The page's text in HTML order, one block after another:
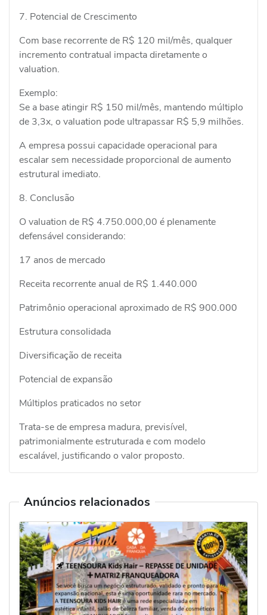
7. Potencial de Crescimento
Com base recorrente de R$ 120 mil/mês, qualquer
incremento contratual impacta diretamente o
valuation.
Exemplo:
Se a base atingir R$ 150 mil/mês, mantendo múltiplo
de 3,3x, o valuation pode ultrapassar R$ 5,9 milhões.
A empresa possui capacidade operacional para
escalar sem necessidade proporcional de aumento
estrutural imediato.
8. Conclusão
O valuation de R$ 4.750.000,00 é plenamente
defensável considerando:
17 anos de mercado
Receita recorrente anual de R$ 1.440.000
Patrimônio operacional aproximado de R$ 900.000
Estrutura consolidada
Diversificação de receita
Potencial de expansão
Múltiplos praticados no setor
Trata-se de empresa madura, previsível,
patrimonialmente estruturada e com modelo
escalável, justificando o valor proposto.
Anúncios relacionados